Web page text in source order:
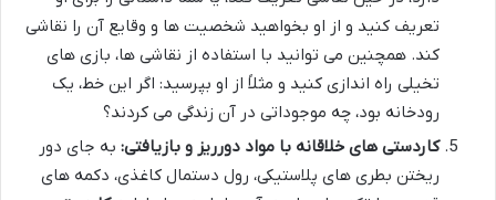
تعریف کنید و از او بخواهید شخصیت ها و وقایع آن را نقاشی
کند. همچنین می توانید با استفاده از نقاشی ها، بازی های
تخیلی راه اندازی کنید و مثلاً از او بپرسید: اگر این خط، یک
رودخانه بود، چه موجوداتی در آن زندگی می کردند؟
کاردستی های خلاقانه با مواد دورریز و بازیافتی: به جای دور
ریختن بطری های پلاستیکی، رول دستمال کاغذی، دکمه های